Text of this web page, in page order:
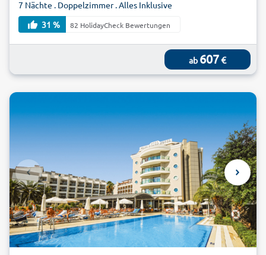
7 Nächte . Doppelzimmer . Alles Inklusive
31 %
82 HolidayCheck Bewertungen
ab 607€